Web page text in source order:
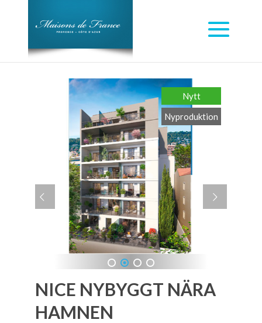
1 2 3 4
Nytt
Nyproduktion
NICE NYBYGGT NÄRA
HAMNEN